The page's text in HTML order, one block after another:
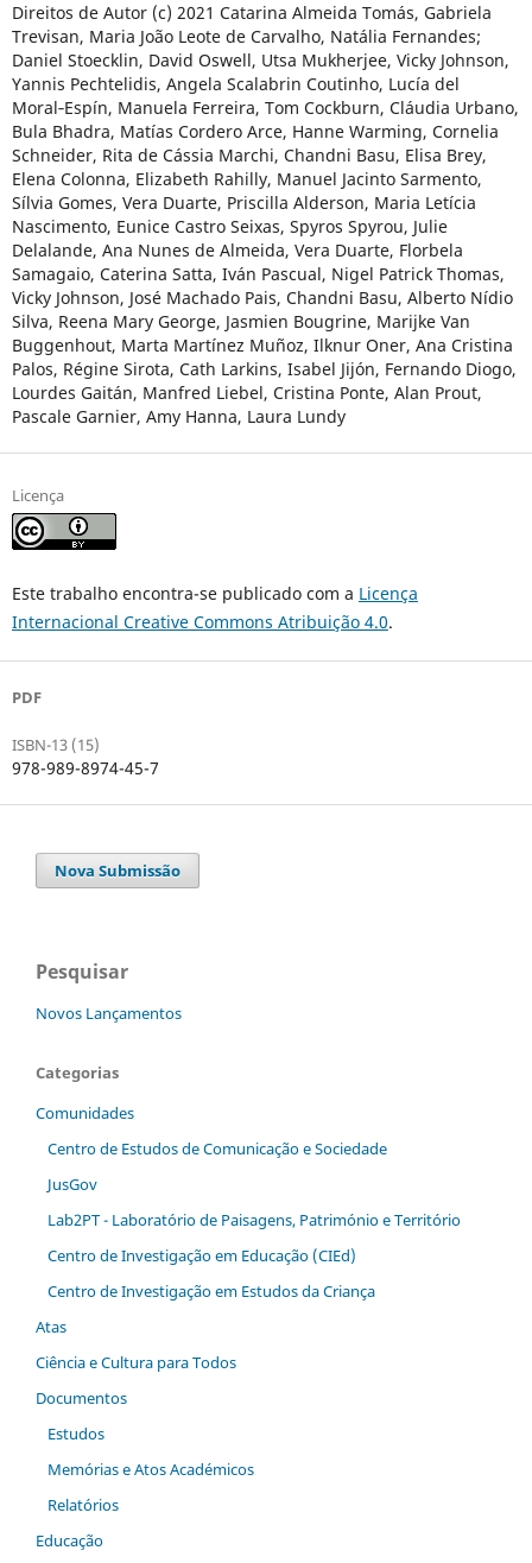
Direitos de Autor (c) 2021 Catarina Almeida Tomás, Gabriela
Trevisan, Maria João Leote de Carvalho, Natália Fernandes;
Daniel Stoecklin, David Oswell, Utsa Mukherjee, Vicky Johnson,
Yannis Pechtelidis, Angela Scalabrin Coutinho, Lucía del
Moral‑Espín, Manuela Ferreira, Tom Cockburn, Cláudia Urbano,
Bula Bhadra, Matías Cordero Arce, Hanne Warming, Cornelia
Schneider, Rita de Cássia Marchi, Chandni Basu, Elisa Brey,
Elena Colonna, Elizabeth Rahilly, Manuel Jacinto Sarmento,
Sílvia Gomes, Vera Duarte, Priscilla Alderson, Maria Letícia
Nascimento, Eunice Castro Seixas, Spyros Spyrou, Julie
Delalande, Ana Nunes de Almeida, Vera Duarte, Florbela
Samagaio, Caterina Satta, Iván Pascual, Nigel Patrick Thomas,
Vicky Johnson, José Machado Pais, Chandni Basu, Alberto Nídio
Silva, Reena Mary George, Jasmien Bougrine, Marijke Van
Buggenhout, Marta Martínez Muñoz, Ilknur Oner, Ana Cristina
Palos, Régine Sirota, Cath Larkins, Isabel Jijón, Fernando Diogo,
Lourdes Gaitán, Manfred Liebel, Cristina Ponte, Alan Prout,
Pascale Garnier, Amy Hanna, Laura Lundy
Licença
Este trabalho encontra-se publicado com a Licença
Internacional Creative Commons Atribuição 4.0.
PDF
ISBN-13 (15)
978-989-8974-45-7
Nova Submissão
Pesquisar
Novos Lançamentos
Categorias
Comunidades
Centro de Estudos de Comunicação e Sociedade
JusGov
Lab2PT - Laboratório de Paisagens, Património e Território
Centro de Investigação em Educação (CIEd)
Centro de Investigação em Estudos da Criança
Atas
Ciência e Cultura para Todos
Documentos
Estudos
Memórias e Atos Académicos
Relatórios
Educação